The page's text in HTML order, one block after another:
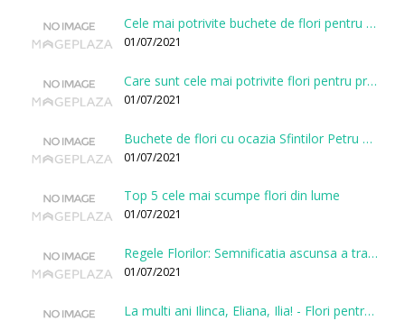
Cele mai potrivite buchete de flori pentru onomastici
01/07/2021
Care sunt cele mai potrivite flori pentru prima intalnire?
01/07/2021
Buchete de flori cu ocazia Sfintilor Petru si Pavel
01/07/2021
Top 5 cele mai scumpe flori din lume
01/07/2021
Regele Florilor: Semnificatia ascunsa a trandafirului
01/07/2021
La multi ani Ilinca, Eliana, Ilia! - Flori pentru doamnele sarbatorite de Sfantul Ilie